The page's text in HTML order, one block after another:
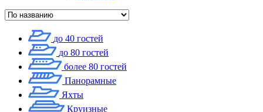
до 40 гостей
до 80 гостей
более 80 гостей
Панорамные
Яхты
Круизные